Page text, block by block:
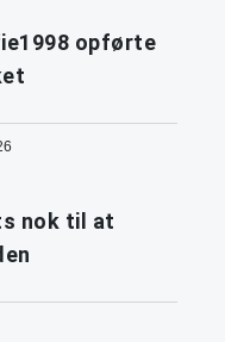
opførte
nok til at